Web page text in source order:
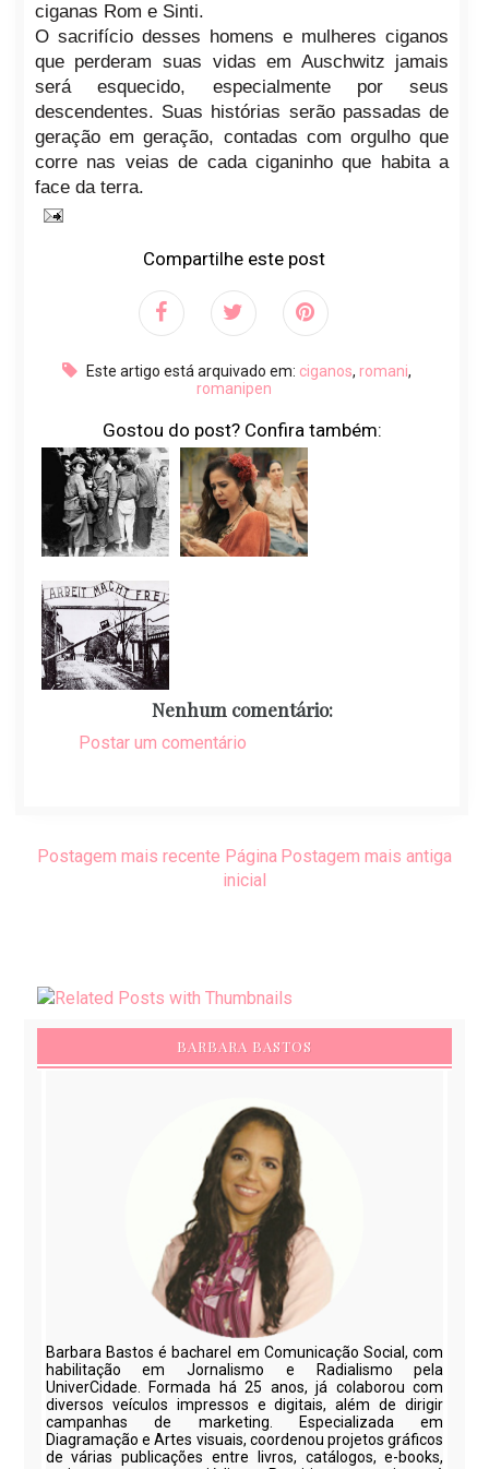
ciganas Rom e Sinti.
O sacrifício desses homens e mulheres ciganos
que perderam suas vidas em Auschwitz jamais
será esquecido, especialmente por seus
descendentes. Suas histórias serão passadas de
geração em geração, contadas com orgulho que
corre nas veias de cada ciganinho que habita a
face da terra.
Compartilhe este post
Este artigo está arquivado em: ciganos, romani,
romanipen
Gostou do post? Confira também:
Nenhum comentário:
Postar um comentário
Postagem mais recente Postagem mais antiga
Página
inicial
BARBARA BASTOS
Barbara Bastos é bacharel em Comunicação Social, com
habilitação em Jornalismo e Radialismo pela
UniverCidade. Formada há 25 anos, já colaborou com
diversos veículos impressos e digitais, além de dirigir
campanhas de marketing. Especializada em
Diagramação e Artes visuais, coordenou projetos gráficos
de várias publicações entre livros, catálogos, e-books,